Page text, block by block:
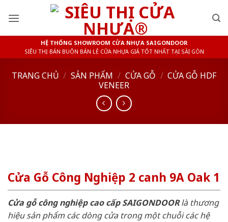
HỆ THỐNG SHOWROOM CỬA NHỰA SAIGONDOOR
SIÊU THỊ BÁN BUÔN BÁN LẺ CỬA NHỰA GIÁ TỐT NHẤT TẠI SÀI GÒN
TRANG CHỦ / SẢN PHẨM / CỬA GỖ / CỬA GỖ HDF
VENEER
Cửa Gỗ Công Nghiệp 2 canh 9A Oak 1
Cửa gỗ công nghiệp cao cấp SAIGONDOORlà thương
hiệu sản phẩm các dòng cửa trong một chuỗi các hệ